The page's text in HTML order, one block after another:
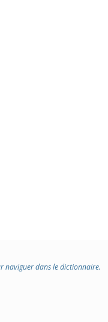
naviguer dans le dictionnaire.